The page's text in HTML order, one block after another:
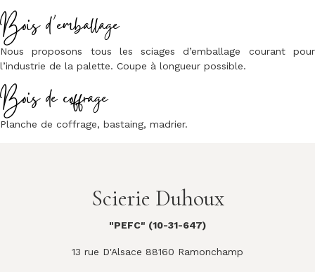
Bois d’emballage
Nous proposons tous les sciages d’emballage courant pour
l’industrie de la palette. Coupe à longueur possible.
Bois de coffrage
Planche de coffrage, bastaing, madrier.
Scierie Duhoux
"PEFC" (10-31-647)
13 rue D'Alsace 88160 Ramonchamp